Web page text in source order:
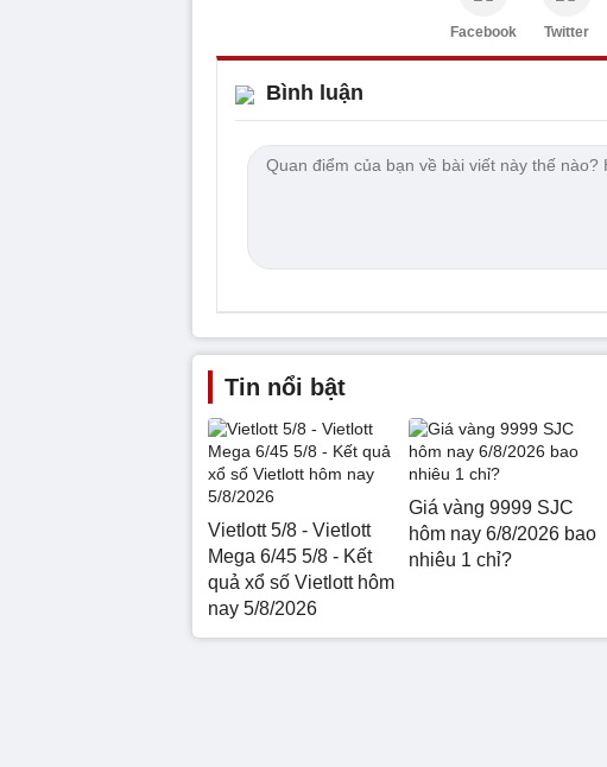
Facebook Twitter
Bình luận
Tin nổi bật
Vietlott 5/8 - Vietlott
Mega 6/45 5/8 - Kết
quả xổ số Vietlott hôm
nay 5/8/2026
Giá vàng 9999 SJC
hôm nay 6/8/2026 bao
nhiêu 1 chỉ?